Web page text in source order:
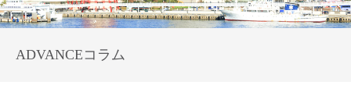
ADVANCEコラム